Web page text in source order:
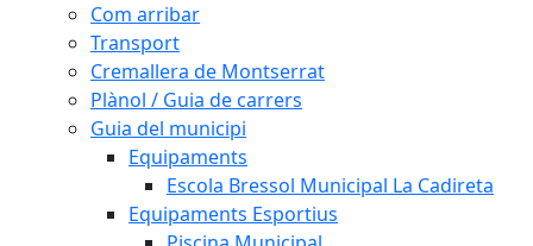
Com arribar
Transport
Cremallera de Montserrat
Plànol / Guia de carrers
Guia del municipi
Equipaments
Escola Bressol Municipal La Cadireta
Equipaments Esportius